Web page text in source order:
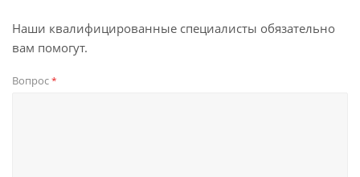
Наши квалифицированные специалисты обязательно
вам помогут.
Вопрос*